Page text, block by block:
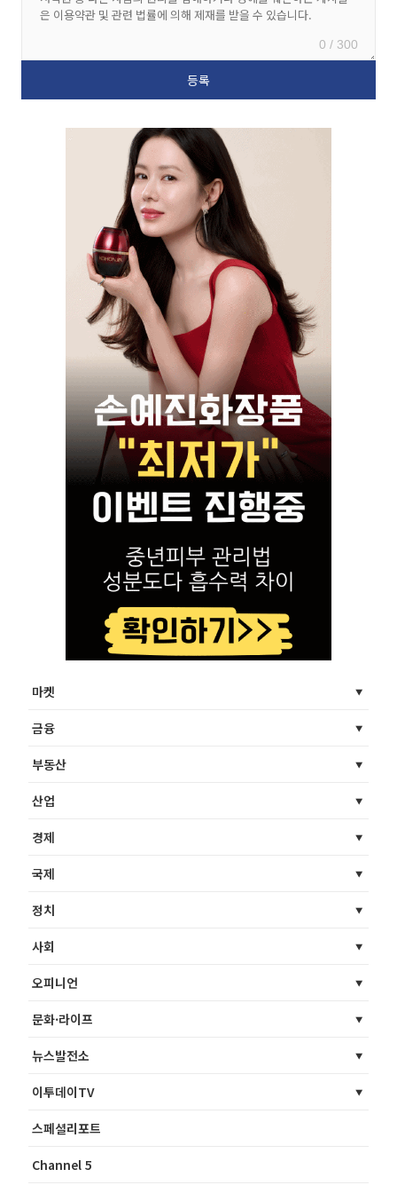
0 / 300
마켓
금융
부동산
산업
경제
국제
정치
사회
오피니언
문화·라이프
뉴스발전소
이투데이TV
스페셜리포트
Channel 5